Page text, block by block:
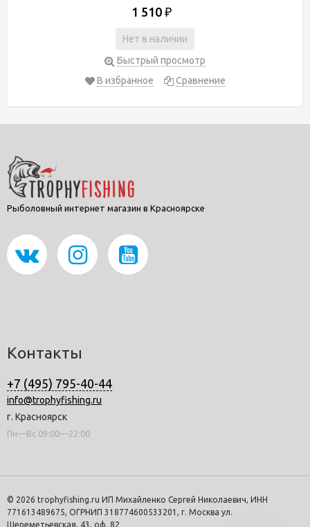
1 510 ₽
Нет в наличии
Быстрый просмотр
В избранное
Сравнение
Рыболовный интернет магазин в Красноярске
Контакты
+7 (495) 795-40-44
info@trophyfishing.ru
г. Красноярск
Пн—Вс 09:00—22:00
© 2026 trophyfishing.ru ИП Михайленко Сергей Николаевич, ИНН
771613489675, ОГРНИП 318774600533201, г. Москва ул.
Шереметьевская, 43, оф. 82